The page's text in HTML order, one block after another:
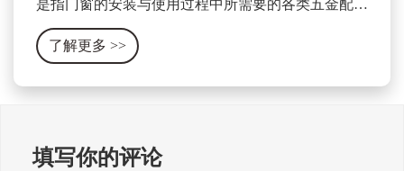
是指门窗的安装与使用过程中所需要的各类五金配件
及相关设备的集合体。它包含了门窗的开关、锁具、
合页、滑轨、拉手、密封条等各种零部件。
了解更多 >>
填写你的评论